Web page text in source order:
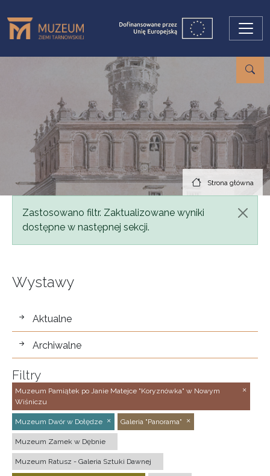
Strona główna
Komunikat
Zastosowano filtr. Zaktualizowane wyniki
dostępne w następnej sekcji.
Wystawy
wystawy
Aktualne
Archiwalne
Filtry
Muzeum Pamiątek po Janie Matejce "Koryznówka" w Nowym
Wiśniczu
Muzeum Dwór w Dołędze Galeria "Panorama"
Muzeum Zamek w Dębnie
Muzeum Ratusz - Galeria Sztuki Dawnej